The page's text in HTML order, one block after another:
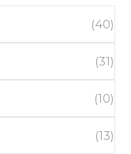
(40)
(31)
(10)
(13)